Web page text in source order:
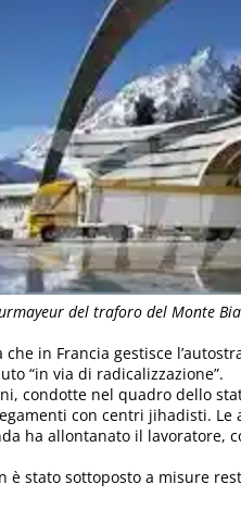
del traforo del Monte
che in Francia gestisce
“in via di radicalizzazione”.
condotte nel quadro dello
con centri jihadisti.
ha allontanato il
è stato sottoposto a misure